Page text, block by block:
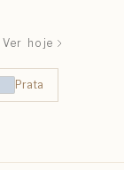
Ver hoje
Prata